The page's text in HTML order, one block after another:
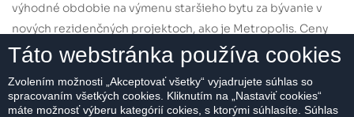
výhodné obdobie na výmenu staršieho bytu za bývanie v
nových rezidenčných projektoch, ako je Metropolis. Ceny
starších nehnuteľností sú na historickom maxime, čo v
kombinácii s dostupnosťou kvalitných novostavieb vytvára
ideálne podmienky.Prečo sa zmena bývania oplatí &...
Táto webstránka používa cookies
Zvolením možnosti „Akceptovať všetky“ vyjadrujete súhlas so
spracovaním všetkých cookies. Kliknutím na „Nastaviť cookies“
máte možnosť výberu kategórií cokies, s ktorými súhlasíte. Súhlas